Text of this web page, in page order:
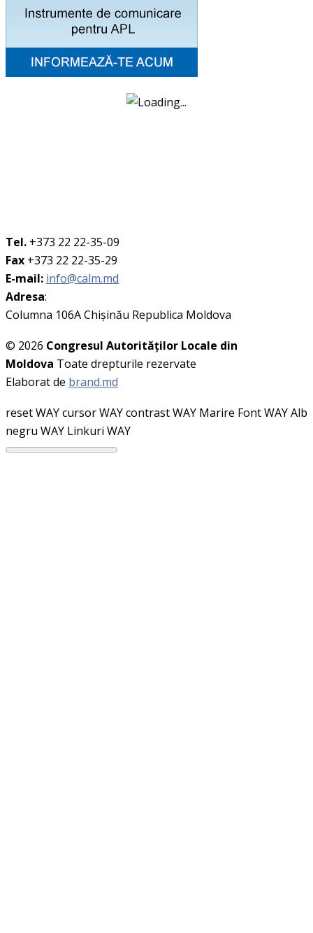
Tel. +373 22 22-35-09
Fax +373 22 22-35-29
E-mail: info@calm.md
Adresa:
Columna 106A Chişinău Republica Moldova
© 2026 Congresul Autorităţilor Locale din
Moldova Toate drepturile rezervate
Elaborat de brand.md
reset WAYcursor WAYcontrast WAY Marire Font WAYAlb
negru WAY Linkuri WAY